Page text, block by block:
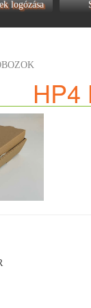
logózása
HP4